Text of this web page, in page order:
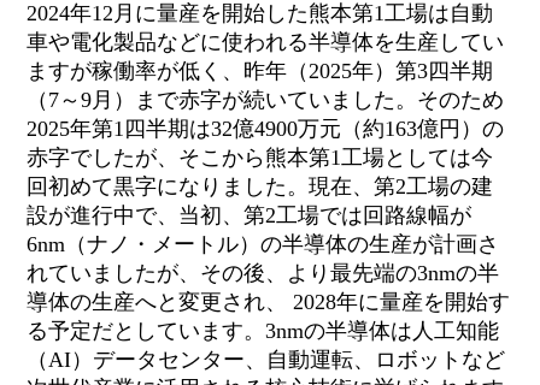
2024年12月に量産を開始した熊本第1工場は自動
車や電化製品などに使われる半導体を生産してい
ますが稼働率が低く、昨年（2025年）第3四半期
（7～9月）まで赤字が続いていました。そのため
2025年第1四半期は32億4900万元（約163億円）の
赤字でしたが、そこから熊本第1工場としては今
回初めて黒字になりました。現在、第2工場の建
設が進行中で、当初、第2工場では回路線幅が
6nm（ナノ・メートル）の半導体の生産が計画さ
れていましたが、その後、より最先端の3nmの半
導体の生産へと変更され、 2028年に量産を開始す
る予定だとしています。3nmの半導体は人工知能
（AI）データセンター、自動運転、ロボットなど